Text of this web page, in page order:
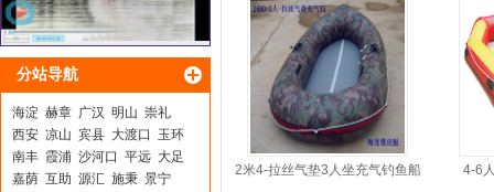
分站导航
海淀 赫章 广汉 明山 崇礼
西安 凉山 宾县 大渡口
玉环
南丰 霞浦 沙河口 平远 大足
嘉荫 互助 源汇 施秉 景宁
2米4-拉丝气垫3人坐充气钓鱼船 4-6